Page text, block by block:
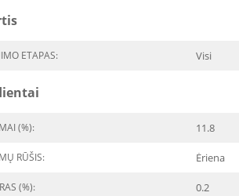
ETAPAS: Visi
(%): 11.8
RŪŠIS: Ėriena
(%): 0.2